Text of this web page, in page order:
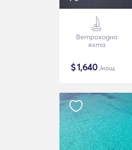
Ветроходна
яхта
$1,640 /нощ